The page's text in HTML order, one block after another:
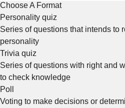
Choose A Format
Personality quiz
Series of questions that intends to
personality
Trivia quiz
Series of questions with right and
to check knowledge
Poll
Voting to make decisions or